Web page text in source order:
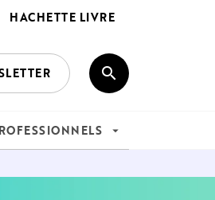
HACHETTE LIVRE
search
arrow_drop_down